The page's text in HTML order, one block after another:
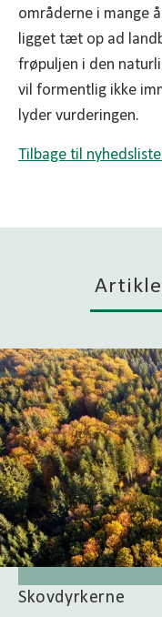
områderne i mange
ligget tæt op ad
frøpuljen i den
vil formentlig ikke
lyder vurderingen.
Tilbage til
Skovdyrkerne